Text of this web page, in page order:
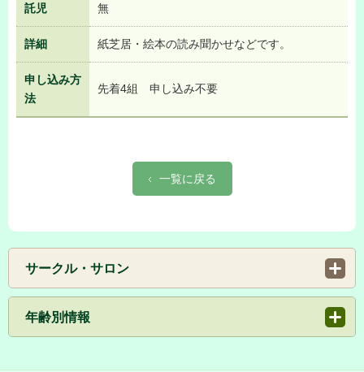
託児 無
詳細 紙芝居・絵本の読み聞かせなどです。
申し込み方
法
先着4組 申し込み不要
一覧に戻る
サークル・サロン
年齢別情報